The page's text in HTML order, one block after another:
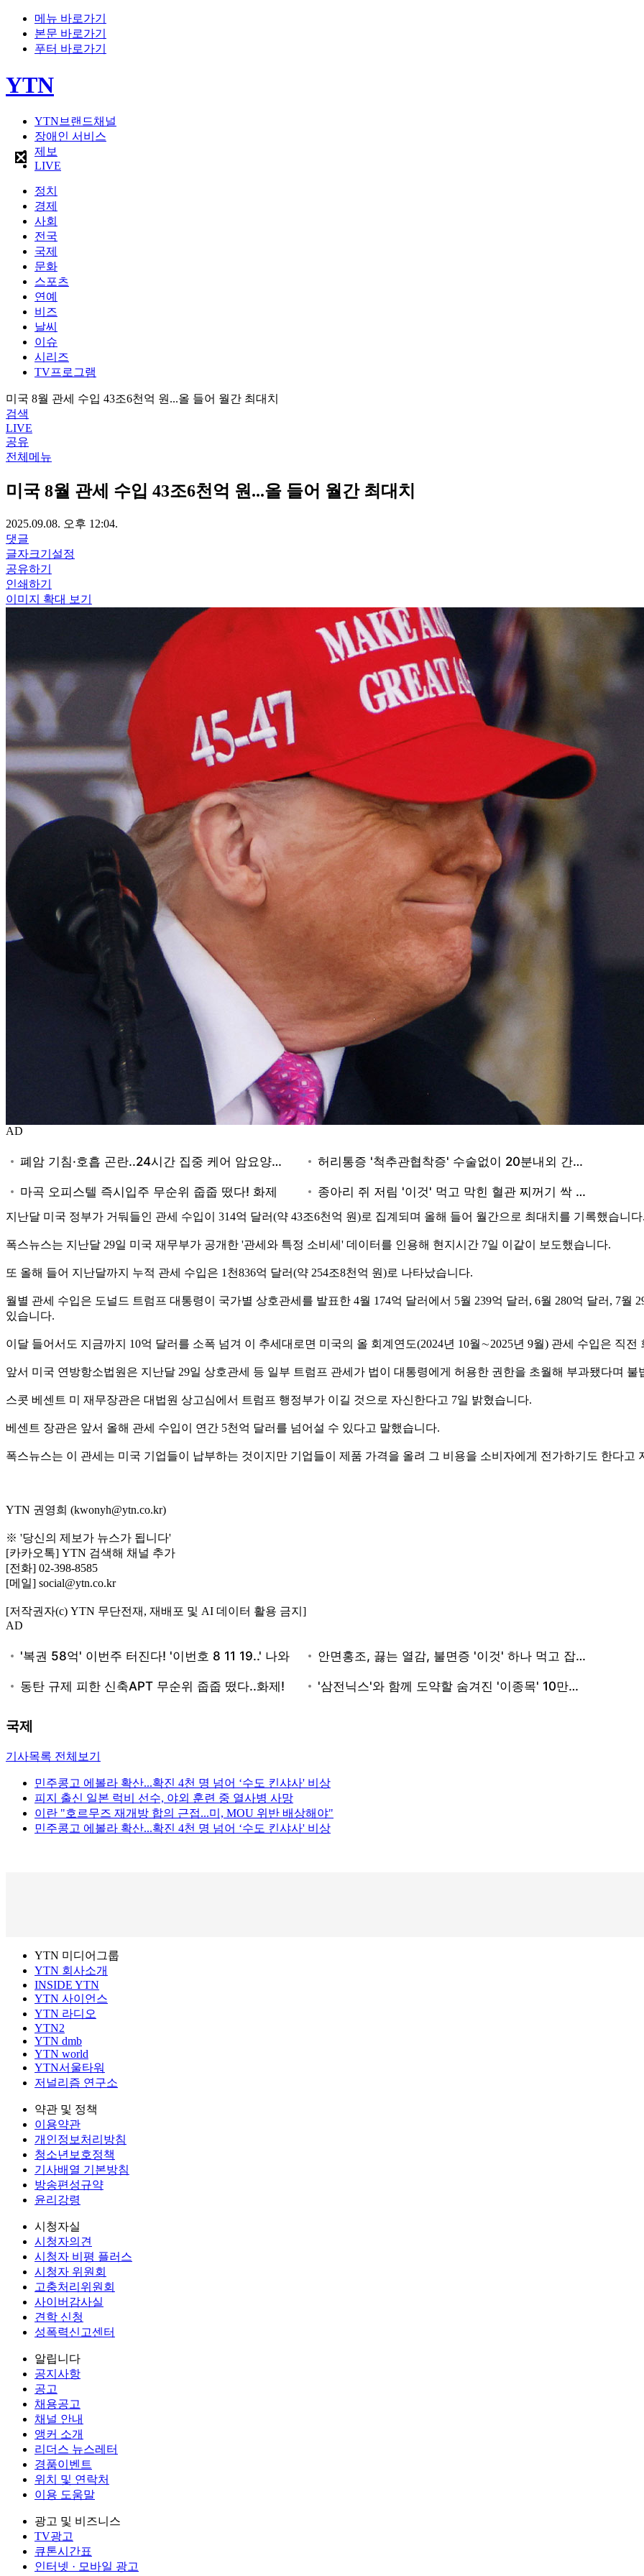
메뉴 바로가기
본문 바로가기
푸터 바로가기
YTN
YTN브랜드채널
장애인 서비스
제보
LIVE
정치
경제
사회
전국
국제
문화
스포츠
연예
비즈
날씨
이슈
시리즈
TV프로그램
미국 8월 관세 수입 43조6천억 원...올 들어 월간 최대치
검색
LIVE
공유
전체메뉴
미국 8월 관세 수입 43조6천억 원...올 들어 월간 최대치
2025.09.08. 오후 12:04.
댓글
글자크기설정
공유하기
인쇄하기
이미지 확대 보기
AD
지난달 미국 정부가 거둬들인 관세 수입이 314억 달러(약 43조6천억 원)로 집계되며 올해 들어 월간으로 최대치를 기록했습니
폭스뉴스는 지난달 29일 미국 재무부가 공개한 '관세와 특정 소비세' 데이터를 인용해 현지시간 7일 이같이 보도했습니다.
또 올해 들어 지난달까지 누적 관세 수입은 1천836억 달러(약 254조8천억 원)로 나타났습니다.
월별 관세 수입은 도널드 트럼프 대통령이 국가별 상호관세를 발표한 4월 174억 달러에서 5월 239억 달러, 6월 280억 달러, 7월
있습니다.
이달 들어서도 지금까지 10억 달러를 소폭 넘겨 이 추세대로면 미국의 올 회계연도(2024년 10월∼2025년 9월) 관세 수입은 직
앞서 미국 연방항소법원은 지난달 29일 상호관세 등 일부 트럼프 관세가 법이 대통령에게 허용한 권한을 초월해 부과됐다며 불
스콧 베센트 미 재무장관은 대법원 상고심에서 트럼프 행정부가 이길 것으로 자신한다고 7일 밝혔습니다.
베센트 장관은 앞서 올해 관세 수입이 연간 5천억 달러를 넘어설 수 있다고 말했습니다.
폭스뉴스는 이 관세는 미국 기업들이 납부하는 것이지만 기업들이 제품 가격을 올려 그 비용을 소비자에게 전가하기도 한다고
YTN 권영희 (kwonyh@ytn.co.kr)
※ '당신의 제보가 뉴스가 됩니다'
[카카오톡] YTN 검색해 채널 추가
[전화] 02-398-8585
[메일] social@ytn.co.kr
[저작권자(c) YTN 무단전재, 재배포 및 AI 데이터 활용 금지]
AD
국제
기사목록 전체보기
민주콩고 에볼라 확산...확진 4천 명 넘어 ‘수도 킨샤사' 비상
피지 출신 일본 럭비 선수, 야외 훈련 중 열사병 사망
이란 "호르무즈 재개방 합의 근접...미, MOU 위반 배상해야"
민주콩고 에볼라 확산...확진 4천 명 넘어 ‘수도 킨샤사' 비상
YTN 미디어그룹
YTN 회사소개
INSIDE YTN
YTN 사이언스
YTN 라디오
YTN2
YTN dmb
YTN world
YTN서울타워
저널리즘 연구소
약관 및 정책
이용약관
개인정보처리방침
청소년보호정책
기사배열 기본방침
방송편성규약
윤리강령
시청자실
시청자의견
시청자 비평 플러스
시청자 위원회
고충처리위원회
사이버감사실
견학 신청
성폭력신고센터
알립니다
공지사항
공고
채용공고
채널 안내
앵커 소개
리더스 뉴스레터
경품이벤트
위치 및 연락처
이용 도움말
광고 및 비즈니스
TV광고
큐톤시간표
인터넷 · 모바일 광고